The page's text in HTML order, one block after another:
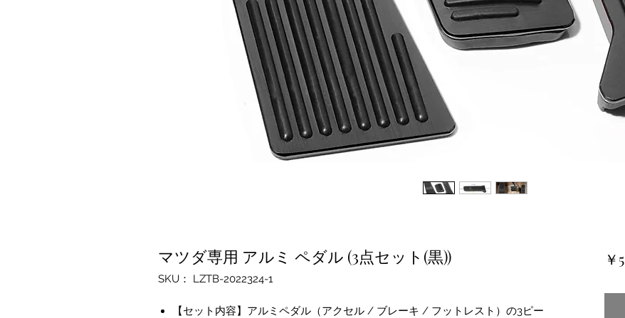
マツダ専用 アルミ ペダル (3点セット(黒))
SKU： LZTB-2022324-1
【セット内容】アルミペダル（アクセル / ブレーキ / フットレスト）の3ピー
￥